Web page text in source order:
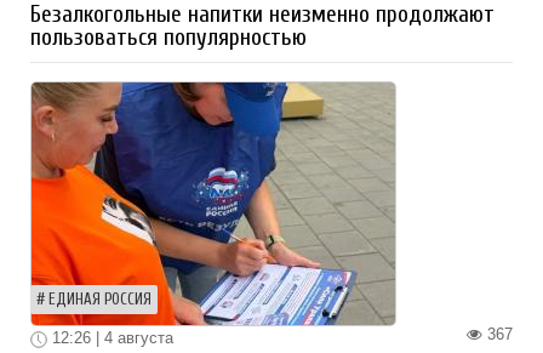
Безалкогольные напитки неизменно продолжают
пользоваться популярностью
ЕДИНАЯ РОССИЯ
367
12:26 | 4 августа